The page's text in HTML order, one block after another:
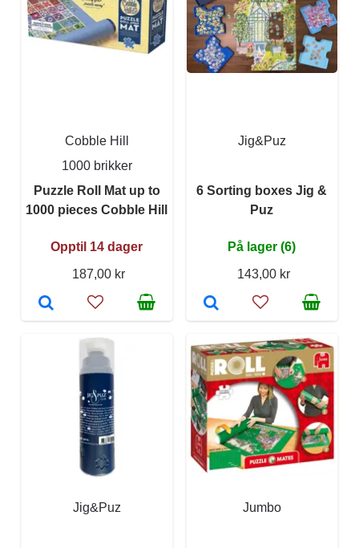
Cobble Hill
1000 brikker
Puzzle Roll Mat up to
1000 pieces Cobble Hill
Opptil 14 dager
187,00 kr
Jig&Puz
6 Sorting boxes Jig &
Puz
På lager (6)
143,00 kr
Jig&Puz Jumbo